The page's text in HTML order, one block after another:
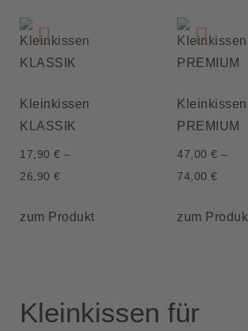
Kleinkissen
KLASSIK
17,90 € –
26,90 €
zum Produkt
Kleinkissen
PREMIUM
47,00 € –
74,00 €
zum
Kleinkissen für